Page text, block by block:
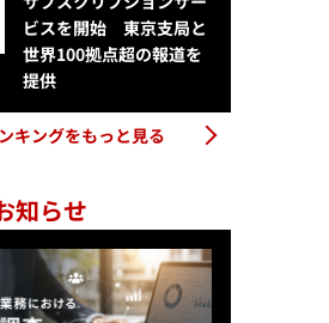
ビスを開始 東京支局と
世界100拠点超の報道を
提供
キングをもっと見る
知らせ